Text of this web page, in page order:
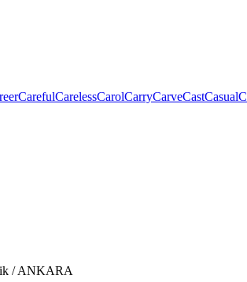
CarefulCarelessCarolCarryCarveCastCasual
/ ANKARA